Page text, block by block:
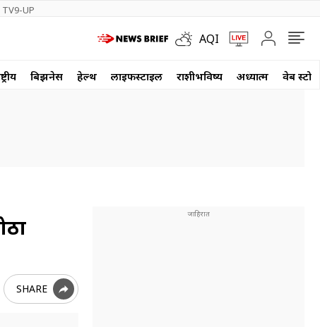
TV9-UP
AQI
बिझनेस हेल्थ लाईफस्टाईल राशीभविष्य अध्यात्म वेब
SHARE